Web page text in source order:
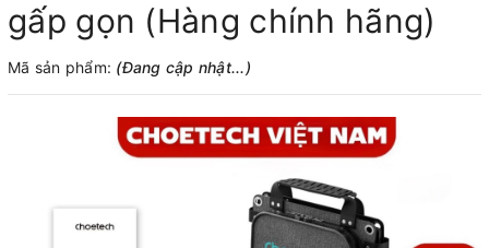
gấp gọn (Hàng chính hãng)
Mã sản phẩm: (Đang cập nhật...)